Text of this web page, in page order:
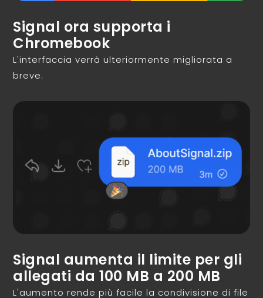
Signal ora supporta i
Chromebook
L'interfaccia verrà ulteriormente migliorata a
breve.
Signal aumenta il limite per gli
allegati da 100 MB a 200 MB
L'aumento rende più facile la condivisione di file